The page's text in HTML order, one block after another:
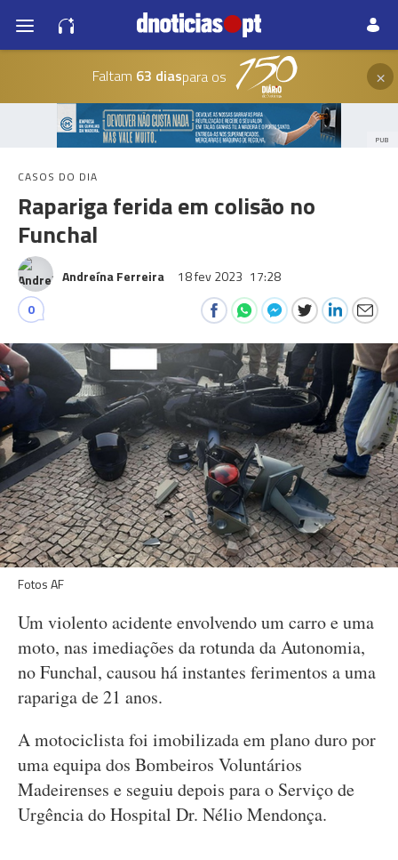
Faltam 63 diaspara os ×
PUB
CASOS DO DIA
Rapariga ferida em colisão no
Funchal
Andreína Ferreira 18 fev 2023 17:28
0
Fotos AF
Um violento acidente envolvendo um carro e uma
moto, nas imediações da rotunda da Autonomia,
no Funchal, causou há instantes ferimentos a uma
rapariga de 21 anos.
A motociclista foi imobilizada em plano duro por
uma equipa dos Bombeiros Voluntários
Madeirenses e seguiu depois para o Serviço de
Urgência do Hospital Dr. Nélio Mendonça.